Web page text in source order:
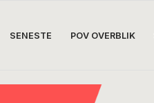
SENESTE POV OVERBLIK